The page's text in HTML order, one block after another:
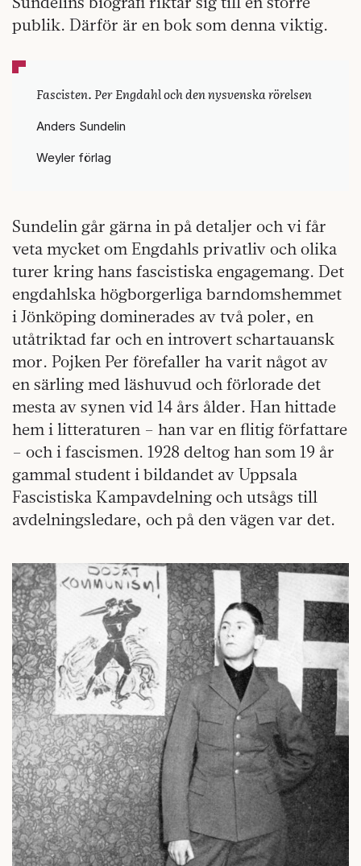
publik. Därför är en bok som denna viktig.
Fascisten. Per Engdahl och den nysvenska rörelsen
Anders Sundelin
Weyler förlag
Sundelin går gärna in på detaljer och vi får
veta mycket om Engdahls privatliv och olika
turer kring hans fascistiska engagemang. Det
engdahlska högborgerliga barndomshemmet
i Jönköping dominerades av två poler, en
utåtriktad far och en introvert schartauansk
mor. Pojken Per förefaller ha varit något av
en särling med läshuvud och förlorade det
mesta av synen vid 14 års ålder. Han hittade
hem i litteraturen – han var en flitig författare
– och i fascismen. 1928 deltog han som 19 år
gammal student i bildandet av Uppsala
Fascistiska Kampavdelning och utsågs till
avdelningsledare, och på den vägen var det.